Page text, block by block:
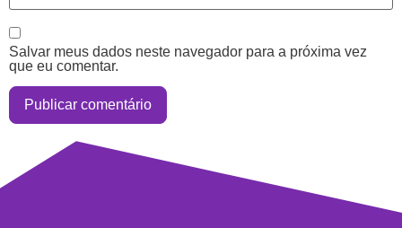
Salvar meus dados neste navegador para a próxima vez
que eu comentar.